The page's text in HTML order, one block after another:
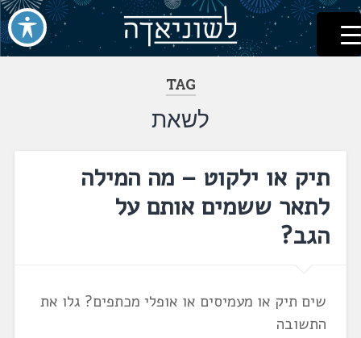
דלג
לתוכן
לשוניאדה
עברית. לשון. שפה
TAG
לשאת
תיק או ילקוט – מה המילה
לתאר ששמים אותם על
הגב?
שים תיק או מעמיסים או אופלי מכתפים? גלו את
התשובה